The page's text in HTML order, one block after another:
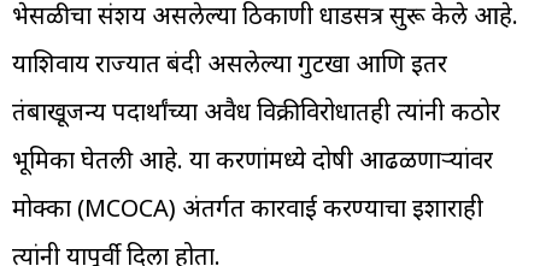
भेसळीचा संशय असलेल्या ठिकाणी धाडसत्र सुरू केले आहे.
याशिवाय राज्यात बंदी असलेल्या गुटखा आणि इतर
तंबाखूजन्य पदार्थांच्या अवैध विक्रीविरोधातही त्यांनी कठोर
भूमिका घेतली आहे. या प्रकरणांमध्ये दोषी आढळणाऱ्यांवर
मोक्का (MCOCA) अंतर्गत कारवाई करण्याचा इशाराही
त्यांनी यापूर्वी दिला होता.